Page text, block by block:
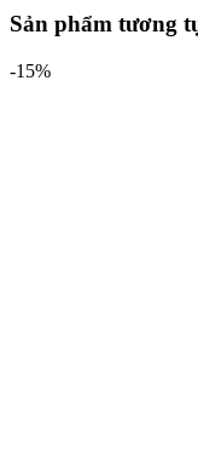
Sản phẩm tương
-15%